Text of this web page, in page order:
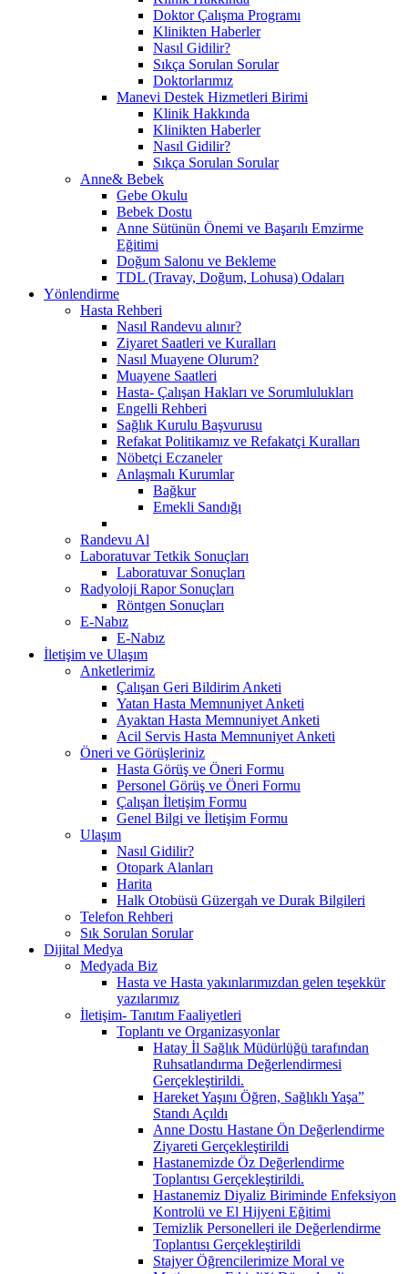
Doktor Çalışma Programı
Klinikten Haberler
Nasıl Gidilir?
Sıkça Sorulan Sorular
Doktorlarımız
Manevi Destek Hizmetleri Birimi
Klinik Hakkında
Klinikten Haberler
Nasıl Gidilir?
Sıkça Sorulan Sorular
Anne& Bebek
Gebe Okulu
Bebek Dostu
Anne Sütünün Önemi ve Başarılı Emzirme
Eğitimi
Doğum Salonu ve Bekleme
TDL (Travay, Doğum, Lohusa) Odaları
Yönlendirme
Hasta Rehberi
Nasıl Randevu alınır?
Ziyaret Saatleri ve Kuralları
Nasıl Muayene Olurum?
Muayene Saatleri
Hasta- Çalışan Hakları ve Sorumlulukları
Engelli Rehberi
Sağlık Kurulu Başvurusu
Refakat Politikamız ve Refakatçi Kuralları
Nöbetçi Eczaneler
Anlaşmalı Kurumlar
Bağkur
Emekli Sandığı
Randevu Al
Laboratuvar Tetkik Sonuçları
Laboratuvar Sonuçları
Radyoloji Rapor Sonuçları
Röntgen Sonuçları
E-Nabız
E-Nabız
İletişim ve Ulaşım
Anketlerimiz
Çalışan Geri Bildirim Anketi
Yatan Hasta Memnuniyet Anketi
Ayaktan Hasta Memnuniyet Anketi
Acil Servis Hasta Memnuniyet Anketi
Öneri ve Görüşleriniz
Hasta Görüş ve Öneri Formu
Personel Görüş ve Öneri Formu
Çalışan İletişim Formu
Genel Bilgi ve İletişim Formu
Ulaşım
Nasıl Gidilir?
Otopark Alanları
Harita
Halk Otobüsü Güzergah ve Durak Bilgileri
Telefon Rehberi
Sık Sorulan Sorular
Dijital Medya
Medyada Biz
Hasta ve Hasta yakınlarımızdan gelen teşekkür
yazılarımız
İletişim- Tanıtım Faaliyetleri
Toplantı ve Organizasyonlar
Hatay İl Sağlık Müdürlüğü tarafından
Ruhsatlandırma Değerlendirmesi
Gerçekleştirildi.
Hareket Yaşını Öğren, Sağlıklı Yaşa”
Standı Açıldı
Anne Dostu Hastane Ön Değerlendirme
Ziyareti Gerçekleştirildi
Hastanemizde Öz Değerlendirme
Toplantısı Gerçekleştirildi.
Hastanemiz Diyaliz Biriminde Enfeksiyon
Kontrolü ve El Hijyeni Eğitimi
Temizlik Personelleri ile Değerlendirme
Toplantısı Gerçekleştirildi
Stajyer Öğrencilerimize Moral ve